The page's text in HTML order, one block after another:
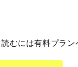
むには有料プラン